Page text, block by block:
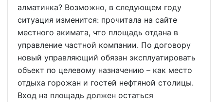
алматинка? Возможно, в следующем году
ситуация изменится: прочитала на сайте
местного акимата, что площадь отдана в
управление частной компании. По договору
новый управляющий обязан эксплуатировать
объект по целевому назначению – как место
отдыха горожан и гостей нефтяной столицы.
Вход на площадь должен остаться